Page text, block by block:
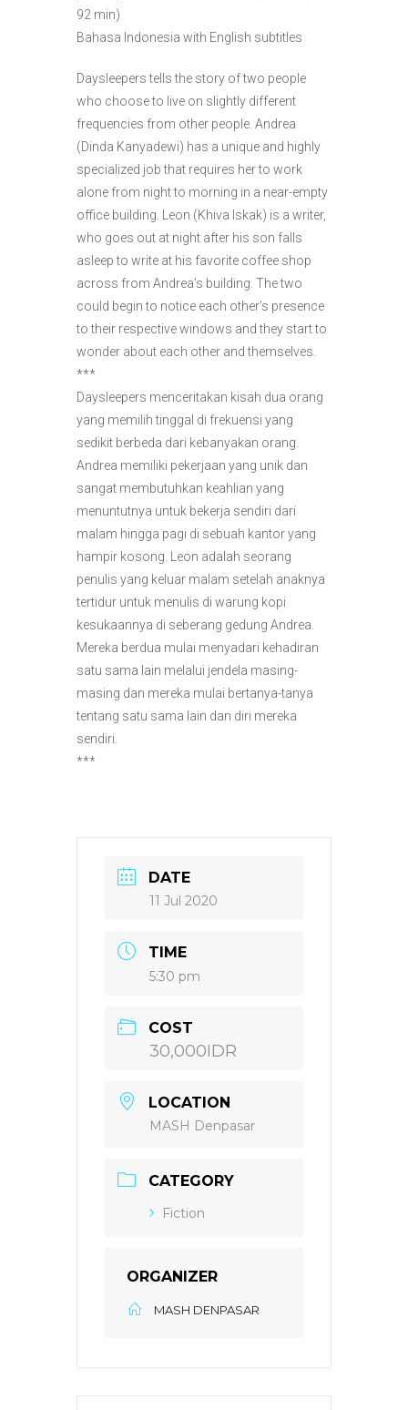
92 min)
Bahasa Indonesia with English subtitles
Daysleepers tells the story of two people
who choose to live on slightly different
frequencies from other people. Andrea
(Dinda Kanyadewi) has a unique and highly
specialized job that requires her to work
alone from night to morning in a near-empty
office building. Leon (Khiva Iskak) is a writer,
who goes out at night after his son falls
asleep to write at his favorite coffee shop
across from Andrea’s building. The two
could begin to notice each other’s presence
to their respective windows and they start to
wonder about each other and themselves.
***
Daysleepers menceritakan kisah dua orang
yang memilih tinggal di frekuensi yang
sedikit berbeda dari kebanyakan orang.
Andrea memiliki pekerjaan yang unik dan
sangat membutuhkan keahlian yang
menuntutnya untuk bekerja sendiri dari
malam hingga pagi di sebuah kantor yang
hampir kosong. Leon adalah seorang
penulis yang keluar malam setelah anaknya
tertidur untuk menulis di warung kopi
kesukaannya di seberang gedung Andrea.
Mereka berdua mulai menyadari kehadiran
satu sama lain melalui jendela masing-
masing dan mereka mulai bertanya-tanya
tentang satu sama lain dan diri mereka
sendiri.
***
DATE
11 Jul 2020
TIME
5:30 pm
COST
30,000IDR
LOCATION
MASH Denpasar
CATEGORY
Fiction
ORGANIZER
MASH DENPASAR